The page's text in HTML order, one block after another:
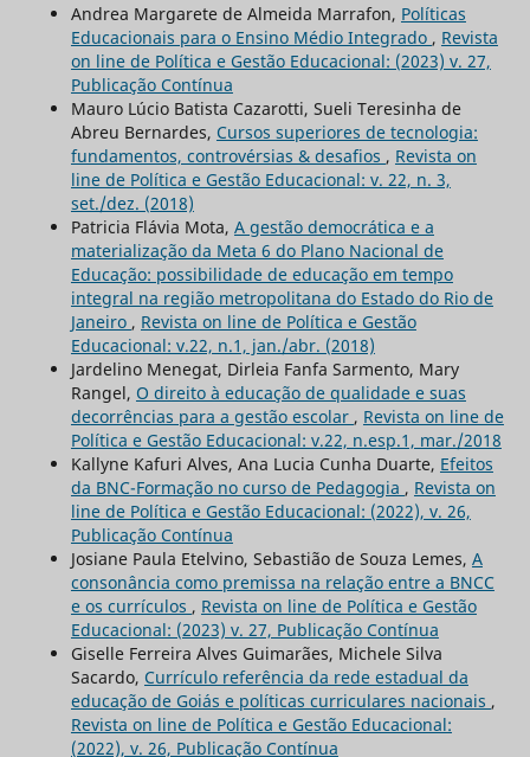
Andrea Margarete de Almeida Marrafon, Políticas
Educacionais para o Ensino Médio Integrado , Revista
on line de Política e Gestão Educacional: (2023) v. 27,
Publicação Contínua
Mauro Lúcio Batista Cazarotti, Sueli Teresinha de
Abreu Bernardes, Cursos superiores de tecnologia:
fundamentos, controvérsias & desafios , Revista on
line de Política e Gestão Educacional: v. 22, n. 3,
set./dez. (2018)
Patricia Flávia Mota, A gestão democrática e a
materialização da Meta 6 do Plano Nacional de
Educação: possibilidade de educação em tempo
integral na região metropolitana do Estado do Rio de
Janeiro , Revista on line de Política e Gestão
Educacional: v.22, n.1, jan./abr. (2018)
Jardelino Menegat, Dirleia Fanfa Sarmento, Mary
Rangel, O direito à educação de qualidade e suas
decorrências para a gestão escolar , Revista on line de
Política e Gestão Educacional: v.22, n.esp.1, mar./2018
Kallyne Kafuri Alves, Ana Lucia Cunha Duarte, Efeitos
da BNC-Formação no curso de Pedagogia , Revista on
line de Política e Gestão Educacional: (2022), v. 26,
Publicação Contínua
Josiane Paula Etelvino, Sebastião de Souza Lemes, A
consonância como premissa na relação entre a BNCC
e os currículos , Revista on line de Política e Gestão
Educacional: (2023) v. 27, Publicação Contínua
Giselle Ferreira Alves Guimarães, Michele Silva
Sacardo, Currículo referência da rede estadual da
educação de Goiás e políticas curriculares nacionais ,
Revista on line de Política e Gestão Educacional:
(2022), v. 26, Publicação Contínua